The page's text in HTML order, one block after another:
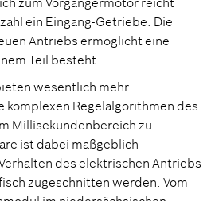
ein Eingang-Getriebe. Die
Antriebs ermöglicht eine
Teil besteht.
wesentlich mehr
komplexen Regelalgorithmen des
Millisekundenbereich zu
ist dabei maßgeblich
des elektrischen Antriebs
zugeschnitten werden. Vom